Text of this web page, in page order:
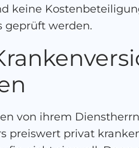
keine
geprüft werden.
von ihrem
preiswert privat